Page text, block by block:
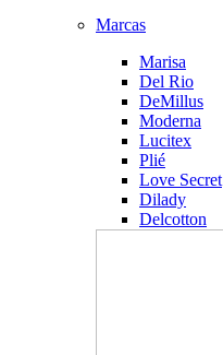
Marcas
Marisa
Del Rio
DeMillus
Moderna
Lucitex
Plié
Love Secret
Dilady
Delcotton